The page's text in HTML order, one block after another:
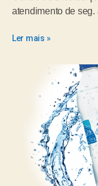
atendimento de seg.
Ler mais »